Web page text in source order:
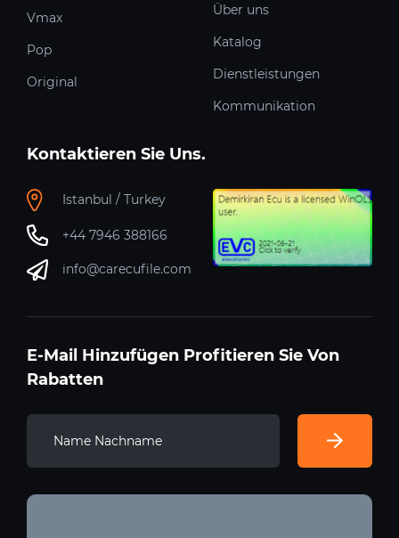
Vmax
Pop
Original
Über uns
Katalog
Dienstleistungen
Kommunikation
Kontaktieren Sie Uns.
Istanbul / Turkey
+44 7946 388166
info@carecufile.com
E-Mail Hinzufügen Profitieren Sie Von
Rabatten